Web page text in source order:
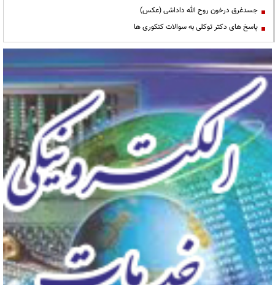
جسدغرق درخون روح الله داداشی (عکس)
پاسخ های دکتر توکلی به سوالات کنکوری ها